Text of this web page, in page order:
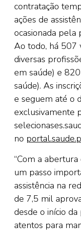
contratação
ações de
ocasionada pela
Ao todo, há 507
diversas
em saúde) e
saúde). As
e seguem até o
exclusivamente
no
“Com a
um passo
assistência na
de 7,5 mil
desde o início
atentos para